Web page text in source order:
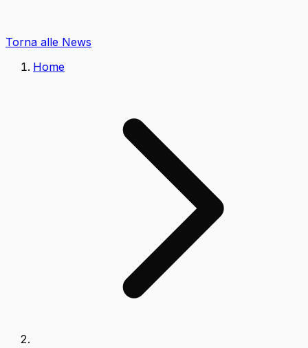
Torna alle News
Home